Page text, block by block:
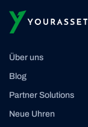
Über uns
Blog
Partner Solutions
Neue Uhren